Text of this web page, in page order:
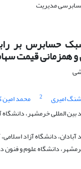
حسابرس بر
همزمانی قیمت
امیری 2 محمد امین
المللی خرمشهر،
دانشگاه آزاد اسلامی،
دانشگاه علوم و فنون